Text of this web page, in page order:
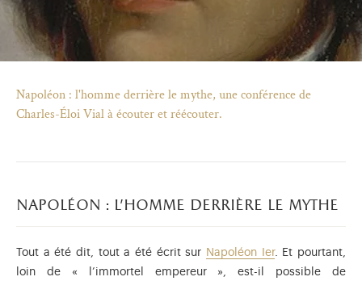
Napoléon : l'homme derrière le mythe, une conférence de
Charles-Éloi Vial à écouter et réécouter.
napoléon : l'homme derrière le mythe
Tout a été dit, tout a été écrit sur Napoléon Ier. Et pourtant,
loin de « l’immortel empereur », est-il possible de